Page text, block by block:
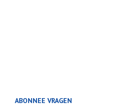
ABONNEE VRAGEN